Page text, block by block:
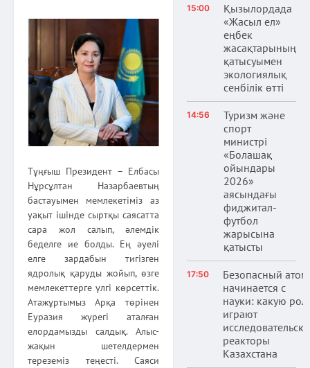
Тұңғыш Президент – Елбасы
Нұрсұлтан Назарбаевтың
бастауы­мен мемлекетіміз аз
уақыт ішінде сыртқы саясатта
сара жол салып, әлемдік
беделге ие болды. Ең әуелі
елге зардабын тигізген
ядролық қаруды жойып, өзге
мемлекеттерге үлгі көрсеттік.
Атажұртымыз Арқа төрінен
Еуразия жүрегі аталған
елордамызды салдық. Алыс-
жақын шетелдермен
тереземіз теңесті. Саяси
15:00
Қызылордада
«Жасыл ел»
еңбек
жасақтарының
қатысуымен
экологиялық
сенбілік өтті
14:56
Туризм және
спорт
министрі
«Болашақ
ойындары
2026»
аясындағы
фиджитал-
футбол
жарысына
қатысты
17:50
Безопасный атом
начинается с
науки: какую
играют
реакторы
Казахстана